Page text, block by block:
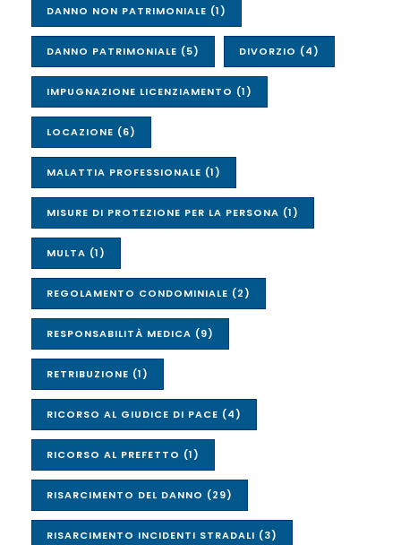
DANNO NON PATRIMONIALE (1)
DANNO PATRIMONIALE (5) DIVORZIO (4)
IMPUGNAZIONE LICENZIAMENTO (1)
LOCAZIONE (6)
MALATTIA PROFESSIONALE (1)
MISURE DI PROTEZIONE PER LA PERSONA (1)
MULTA (1)
REGOLAMENTO CONDOMINIALE (2)
RESPONSABILITÀ MEDICA (9)
RETRIBUZIONE (1)
RICORSO AL GIUDICE DI PACE (4)
RICORSO AL PREFETTO (1)
RISARCIMENTO DEL DANNO (29)
RISARCIMENTO INCIDENTI STRADALI (3)